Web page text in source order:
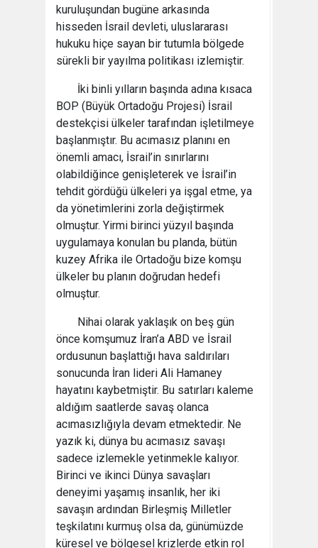
kuruluşundan bugüne arkasında
hisseden İsrail devleti, uluslararası
hukuku hiçe sayan bir tutumla bölgede
sürekli bir yayılma politikası izlemiştir.
İki binli yılların başında adına kısaca
BOP (Büyük Ortadoğu Projesi) İsrail
destekçisi ülkeler tarafından işletilmeye
başlanmıştır. Bu acımasız planını en
önemli amacı, İsrail’in sınırlarını
olabildiğince genişleterek ve İsrail’in
tehdit gördüğü ülkeleri ya işgal etme, ya
da yönetimlerini zorla değiştirmek
olmuştur. Yirmi birinci yüzyıl başında
uygulamaya konulan bu planda, bütün
kuzey Afrika ile Ortadoğu bize komşu
ülkeler bu planın doğrudan hedefi
olmuştur.
Nihai olarak yaklaşık on beş gün
önce komşumuz İran’a ABD ve İsrail
ordusunun başlattığı hava saldırıları
sonucunda İran lideri Ali Hamaney
hayatını kaybetmiştir. Bu satırları kaleme
aldığım saatlerde savaş olanca
acımasızlığıyla devam etmektedir. Ne
yazık ki, dünya bu acımasız savaşı
sadece izlemekle yetinmekle kalıyor.
Birinci ve ikinci Dünya savaşları
deneyimi yaşamış insanlık, her iki
savaşın ardından Birleşmiş Milletler
teşkilatını kurmuş olsa da, günümüzde
küresel ve bölgesel krizlerde etkin rol